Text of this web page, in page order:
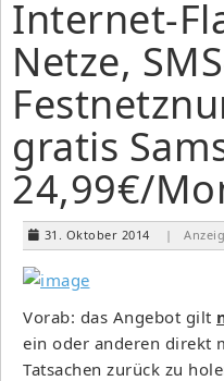
Internet-
Netze,
gratis
24,99€/
31. Oktober 2014 |
Vorab: das Angebot gilt
ein oder anderen direkt
Tatsachen zurück zu